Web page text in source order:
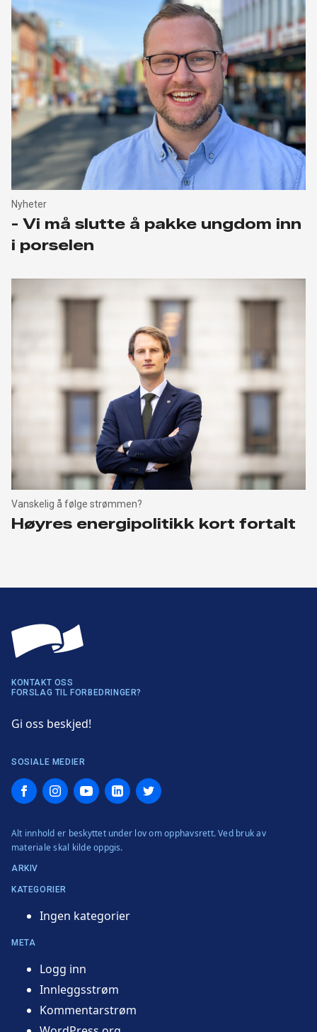
Nyheter
- Vi må slutte å pakke ungdom inn
i porselen
Vanskelig å følge strømmen?
Høyres energipolitikk kort fortalt
KONTAKT OSS
FORSLAG TIL FORBEDRINGER?
Gi oss beskjed!
SOSIALE MEDIER
FacebookInstagramYouTubeLinkedInTwitter
Alt innhold er beskyttet under lov om opphavsrett. Ved bruk av
materiale skal kilde oppgis.
ARKIV
KATEGORIER
Ingen kategorier
META
Logg inn
Innleggsstrøm
Kommentarstrøm